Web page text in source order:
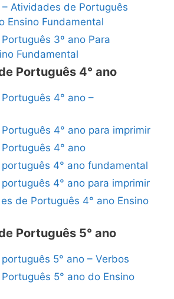
– Atividades de Português
Ensino Fundamental
3º ano Para
Fundamental
Português 4° ano
4° ano –
4° ano para imprimir
4° ano
4° ano fundamental
4° ano para imprimir
de Português 4° ano Ensino
Português 5° ano
5° ano – Verbos
5° ano do Ensino